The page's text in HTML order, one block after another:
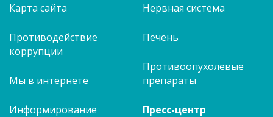
Карта сайта
Противодействие
коррупции
Мы в интернете
Информирование
Нервная система
Печень
Противоопухолевые
препараты
Пресс-центр